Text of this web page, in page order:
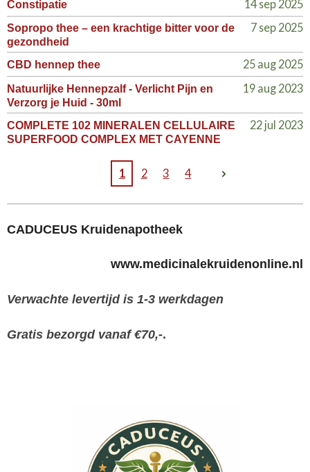
Constipatie 14 sep 2025
Sopropo thee – een krachtige bitter voor de
gezondheid
7 sep 2025
CBD hennep thee 25 aug 2025
Natuurlijke Hennepzalf - Verlicht Pijn en
Verzorg je Huid - 30ml
19 aug 2023
COMPLETE 102 MINERALEN CELLULAIRE
SUPERFOOD COMPLEX MET CAYENNE
22 jul 2023
1 2 3 4
CADUCEUS Kruidenapotheek
www.medicinalekruidenonline.nl
Verwachte levertijd is 1-3 werkdagen
Gratis bezorgd vanaf €70,-.